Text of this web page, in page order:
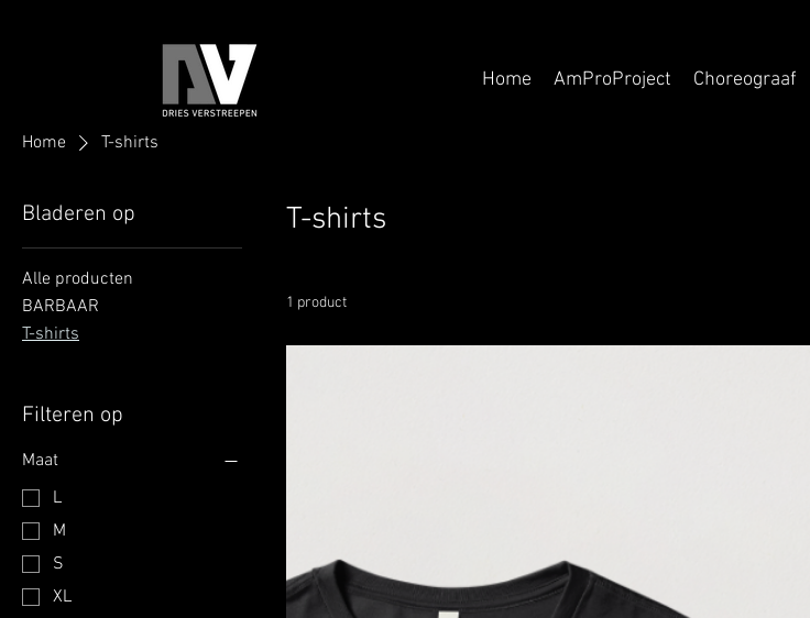
Home AmProProject Choreograaf
Home T-shirts
Bladeren op
Alle producten
BARBAAR
T-shirts
Filteren op
Maat
L
M
S
XL
T-shirts
1 product